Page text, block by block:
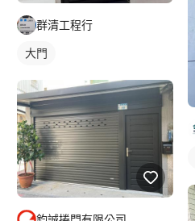
群清工程行
大門